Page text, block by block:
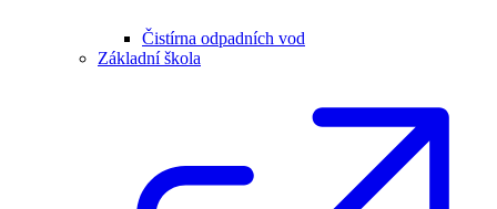
Čistírna odpadních vod
Základní škola